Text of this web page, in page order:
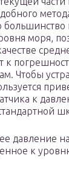
моря,
к
Чтобы
к
давление
к